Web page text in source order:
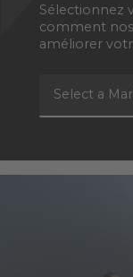
Sélectionnez
comment
améliorer
Select a